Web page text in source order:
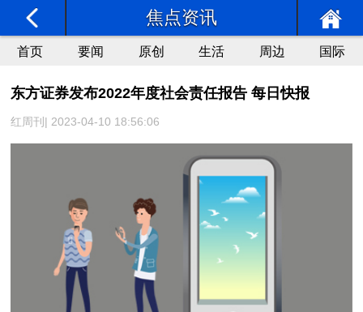
焦点资讯
首页 要闻 原创 生活 周边 国际
东方证券发布2022年度社会责任报告 每日快报
红周刊| 2023-04-10 18:56:06